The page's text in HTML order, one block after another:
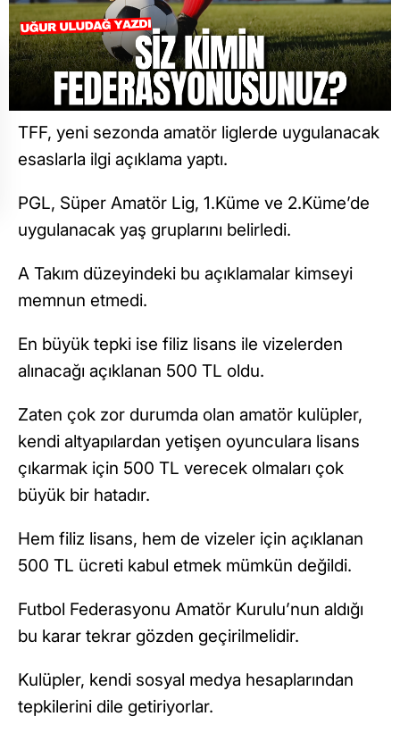
TFF, yeni sezonda amatör liglerde uygulanacak
esaslarla ilgi açıklama yaptı.
PGL, Süper Amatör Lig, 1.Küme ve 2.Küme’de
uygulanacak yaş gruplarını belirledi.
A Takım düzeyindeki bu açıklamalar kimseyi
memnun etmedi.
En büyük tepki ise filiz lisans ile vizelerden
alınacağı açıklanan 500 TL oldu.
Zaten çok zor durumda olan amatör kulüpler,
kendi altyapılardan yetişen oyunculara lisans
çıkarmak için 500 TL verecek olmaları çok
büyük bir hatadır.
Hem filiz lisans, hem de vizeler için açıklanan
500 TL ücreti kabul etmek mümkün değildi.
Futbol Federasyonu Amatör Kurulu’nun aldığı
bu karar tekrar gözden geçirilmelidir.
Kulüpler, kendi sosyal medya hesaplarından
tepkilerini dile getiriyorlar.